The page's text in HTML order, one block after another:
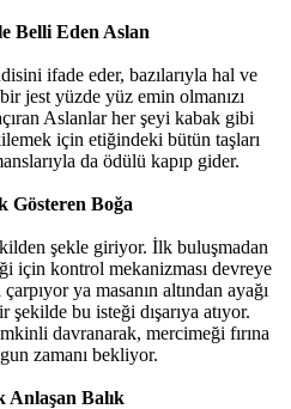
Belli Eden Aslan
ifade eder, bazılarıyla hal ve
jest yüzde yüz emin olmanızı
Aslanlar her şeyi kabak gibi
için etiğindeki bütün taşları
da ödülü kapıp gider.
Gösteren Boğa
şekle giriyor. İlk buluşmadan
için kontrol mekanizması devreye
ya masanın altından ayağı
şekilde bu isteği dışarıya atıyor.
davranarak, mercimeği fırına
zamanı bekliyor.
Anlaşan Balık